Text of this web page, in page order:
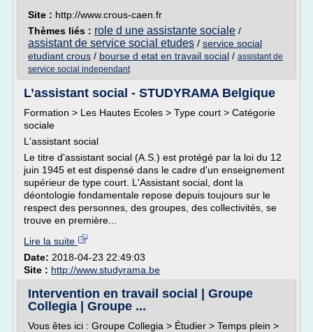
Site : http://www.crous-caen.fr
Thèmes liés : role d une assistante sociale /
assistant de service social etudes / service social
etudiant crous / bourse d etat en travail social / assistant de
service social independant
L’assistant social - STUDYRAMA Belgique
Formation > Les Hautes Ecoles > Type court > Catégorie
sociale
L'assistant social
Le titre d'assistant social (A.S.) est protégé par la loi du 12
juin 1945 et est dispensé dans le cadre d'un enseignement
supérieur de type court. L'Assistant social, dont la
déontologie fondamentale repose depuis toujours sur le
respect des personnes, des groupes, des collectivités, se
trouve en première...
Lire la suite
Date: 2018-04-23 22:49:03
Site : http://www.studyrama.be
Intervention en travail social | Groupe
Collegia | Groupe ...
Vous êtes ici : Groupe Collegia > Étudier > Temps plein >